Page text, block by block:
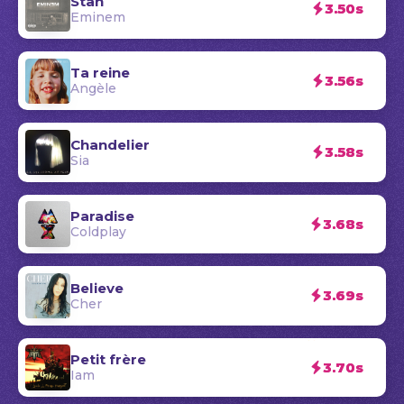
Eminem 3.50s
Ta reine
Angèle 3.56s
Chandelier
Sia 3.58s
Paradise
Coldplay 3.68s
Believe
Cher 3.69s
Petit frère
Iam 3.70s